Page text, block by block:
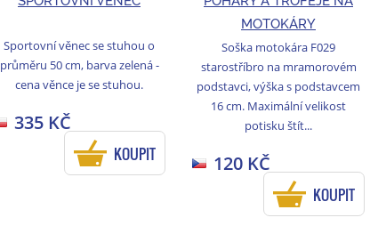
Sportovní věnec se stuhou o
průměru 50 cm, barva zelená -
cena věnce je se stuhou.
335 KČ
KOUPIT
MOTOKÁRY
Soška motokára F029
starostříbro na mramorovém
podstavci, výška s podstavcem
16 cm. Maximální velikost
potisku štít...
120 KČ
KOUPIT